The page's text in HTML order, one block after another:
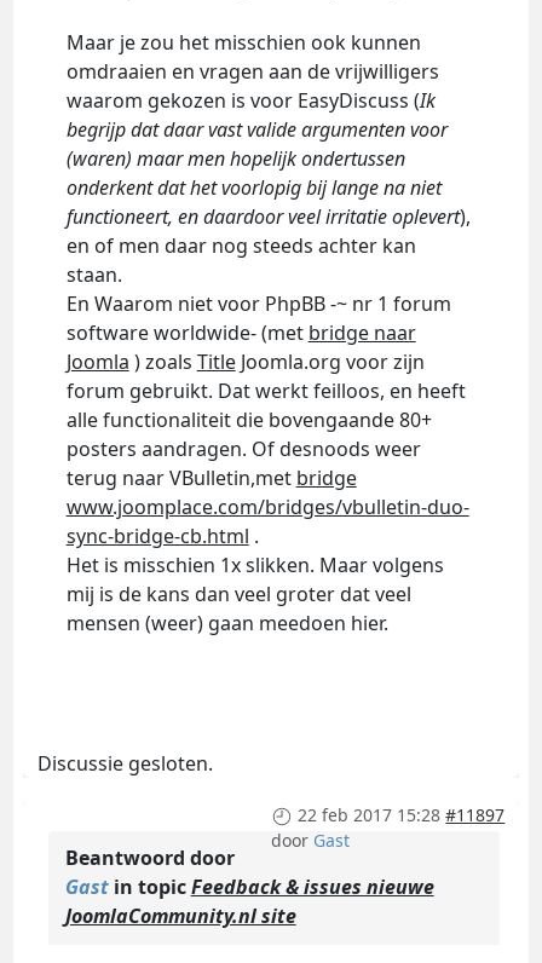
Maar je zou het misschien ook kunnen
omdraaien en vragen aan de vrijwilligers
waarom gekozen is voor EasyDiscuss (Ik
begrijp dat daar vast valide argumenten voor
(waren) maar men hopelijk ondertussen
onderkent dat het voorlopig bij lange na niet
functioneert, en daardoor veel irritatie oplevert),
en of men daar nog steeds achter kan
staan.
En Waarom niet voor PhpBB -~ nr 1 forum
software worldwide- (met bridge naar
Joomla ) zoals TitleJoomla.org voor zijn
forum gebruikt. Dat werkt feilloos, en heeft
alle functionaliteit die bovengaande 80+
posters aandragen. Of desnoods weer
terug naar VBulletin,met bridge
www.joomplace.com/bridges/vbulletin-duo-
sync-bridge-cb.html .
Het is misschien 1x slikken. Maar volgens
mij is de kans dan veel groter dat veel
mensen (weer) gaan meedoen hier.
Discussie gesloten.
22 feb 2017 15:28 #11897
door Gast
Beantwoord door
Gastin topicFeedback & issues nieuwe
JoomlaCommunity.nl site